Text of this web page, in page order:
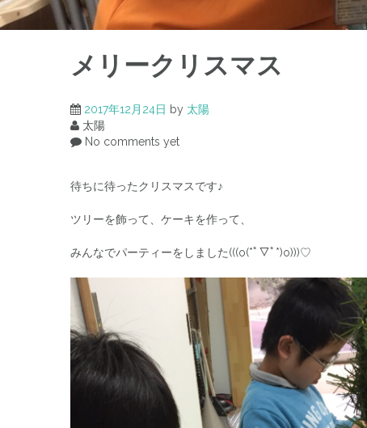
メリークリスマス
2017年12月24日 by 太陽
太陽
No comments yet
待ちに待ったクリスマスです♪
ツリーを飾って、ケーキを作って、
みんなでパーティーをしました(((o(*ﾟ▽ﾟ*)o)))♡